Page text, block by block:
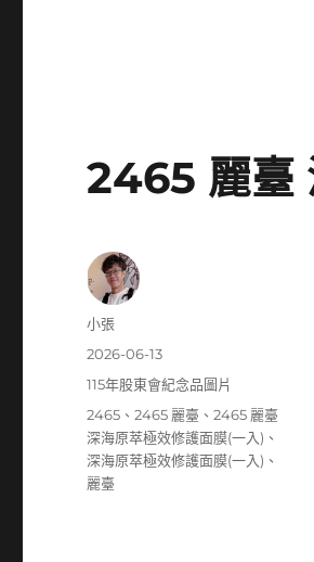
2465 麗臺
作
小張
發
期:
2026-06-13
分
115年股東會紀念品圖片
標
籤
2465 、2465 麗臺 、2465 麗臺
深海原萃極效修護面膜(一入) 、
深海原萃極效修護面膜(一入) 、
麗臺